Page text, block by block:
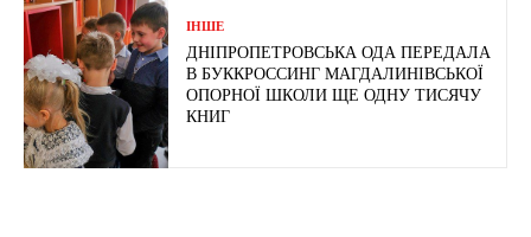
ІНШЕ
ДНІПРОПЕТРОВСЬКА ОДА ПЕРЕДАЛА
В БУККРОССИНГ МАГДАЛИНІВСЬКОЇ
ОПОРНОЇ ШКОЛИ ЩЕ ОДНУ ТИСЯЧУ
КНИГ